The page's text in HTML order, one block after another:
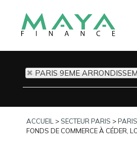
PARIS 9EME
ACCUEIL > SECTEUR PARIS >
FONDS DE COMMERCE À CÉDER,